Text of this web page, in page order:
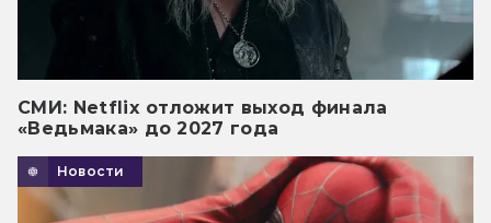
СМИ: Netflix отложит выход финала
«Ведьмака» до 2027 года
Новости